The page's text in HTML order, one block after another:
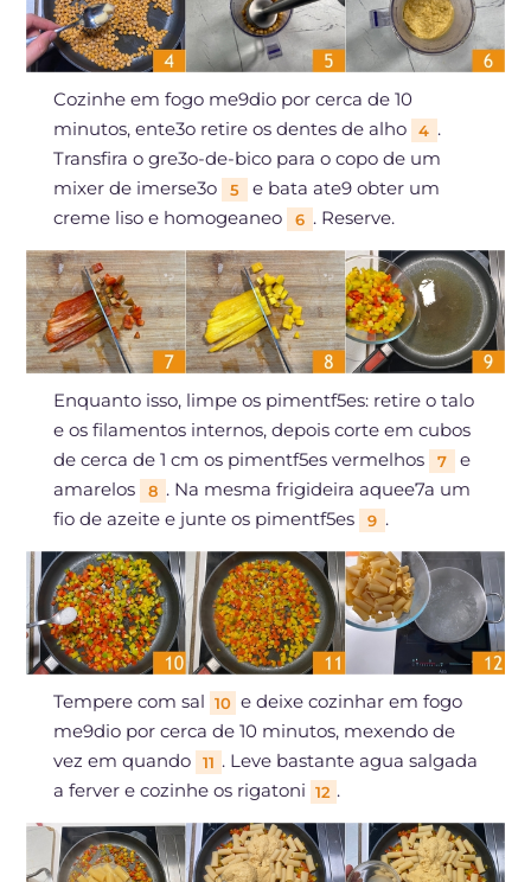
Cozinhe em fogo me9dio por cerca de 10
minutos, ente3o retire os dentes de alho
4 .
Transfira o gre3o-de-bico para o copo de um
mixer de imerse3o
5
e bata ate9 obter um
creme liso e homogeaneo
6 . Reserve.
Enquanto isso, limpe os pimentf5es: retire o talo
e os filamentos internos, depois corte em cubos
de cerca de 1 cm os pimentf5es vermelhos
7
e
amarelos
8 . Na mesma frigideira aquee7a um
fio de azeite e junte os pimentf5es
9 .
Tempere com sal 10 e deixe cozinhar em fogo
me9dio por cerca de 10 minutos, mexendo de
vez em quando
11 . Leve bastante agua salgada
a ferver e cozinhe os rigatoni 12 .